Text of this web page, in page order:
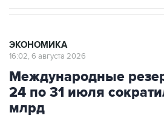
ЭКОНОМИКА
16:02, 6 августа 2026
Международные
24 по 31 июля
млрд